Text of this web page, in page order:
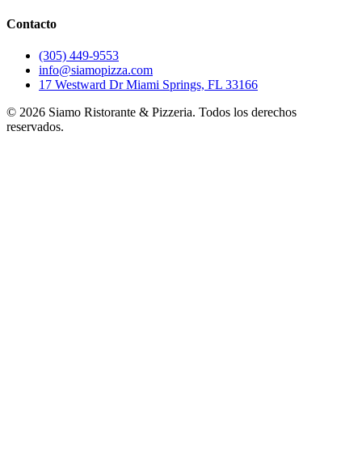
Contacto
(305) 449-9553
info@siamopizza.com
17 Westward Dr Miami Springs, FL 33166
© 2026 Siamo Ristorante & Pizzeria. Todos los derechos
reservados.